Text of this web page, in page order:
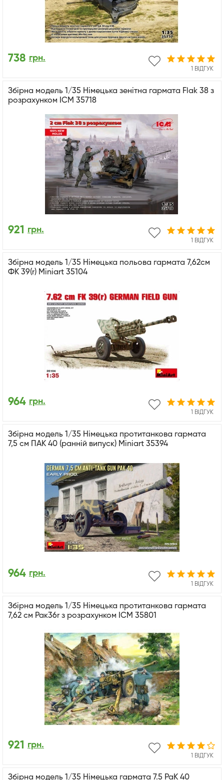
1 ВІДГУК
738 грн.
Збірна модель 1/35 Німецька зенітна гармата Flak 38 з
розрахунком ICM 35718
1 ВІДГУК
921 грн.
Збірна модель 1/35 Німецька польова гармата 7,62см
ФК 39(r) Miniart 35104
1 ВІДГУК
964 грн.
Збірна модель 1/35 Німецька протитанкова гармата
7,5 см ПАК 40 (ранній випуск) Miniart 35394
1 ВІДГУК
964 грн.
Збірна модель 1/35 Німецька протитанкова гармата
7,62 см Рак36r з розрахунком ICM 35801
1 ВІДГУК
921 грн.
Збірна модель 1/35 Німецька гармата 7.5 PaK 40